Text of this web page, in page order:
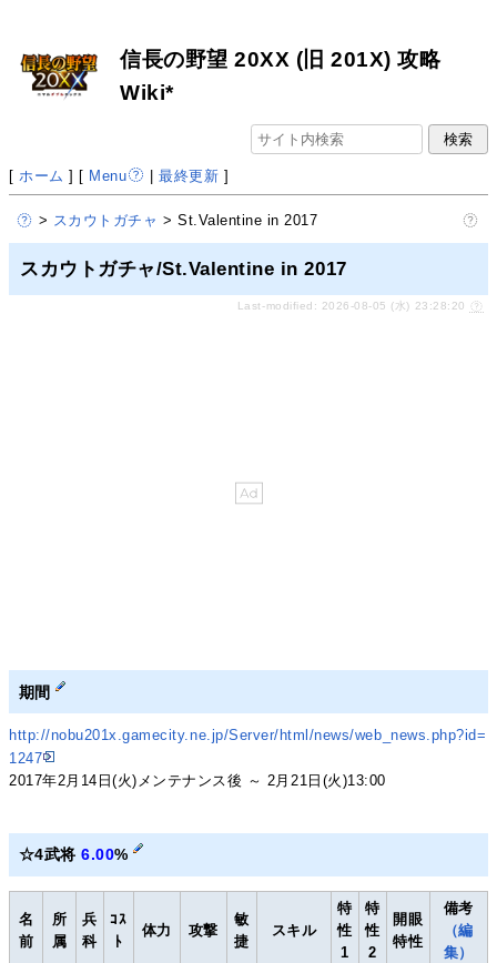
信長の野望 20XX (旧 201X) 攻略
Wiki*
[ ホーム ] [ Menu |最終更新 ]
> スカウトガチャ > St.Valentine in 2017
スカウトガチャ/St.Valentine in 2017
Last-modified: 2026-08-05 (水) 23:28:20
期間
http://nobu201x.gamecity.ne.jp/Server/html/news/web_news.php?id=
1247
2017年2月14日(火)メンテナンス後 ～ 2月21日(火)13:00
☆4武将6.00%
名
前
所
属
兵
科
ｺｽ
ﾄ
体力 攻撃
敏
捷
スキル
特
性
1
特
性
2
開眼
特性
備考
（編
集）